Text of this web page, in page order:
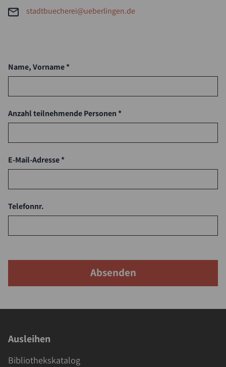
stadtbuecherei@ueberlingen.de
Name, Vorname *
Anzahl teilnehmende Personen *
E-Mail-Adresse *
Telefonnr.
Absenden
Ausleihen
Bibliothekskatalog